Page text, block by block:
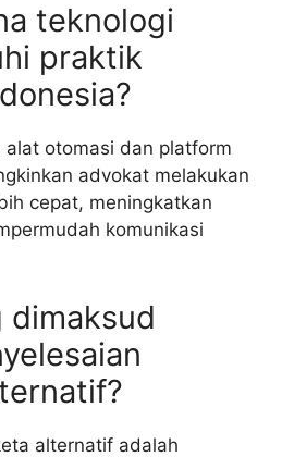
teknologi
praktik
alat otomasi dan platform
advokat melakukan
cepat, meningkatkan
komunikasi
dimaksud
alternatif adalah